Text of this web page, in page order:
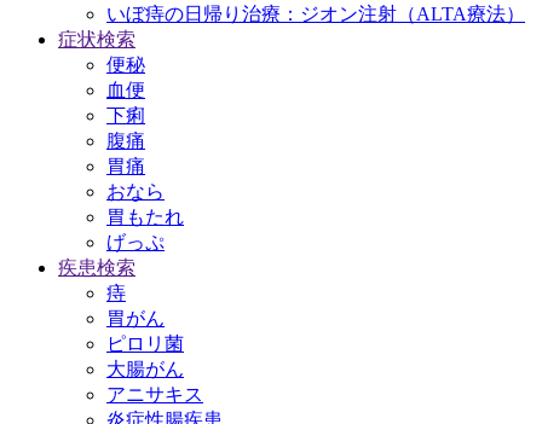
いぼ痔の日帰り治療：ジオン注射（ALTA療法）
症状検索
便秘
血便
下痢
腹痛
胃痛
おなら
胃もたれ
げっぷ
疾患検索
痔
胃がん
ピロリ菌
大腸がん
アニサキス
炎症性腸疾患